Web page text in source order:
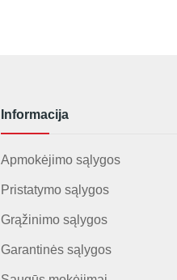
Informacija
Apmokėjimo sąlygos
Pristatymo sąlygos
Grąžinimo sąlygos
Garantinės sąlygos